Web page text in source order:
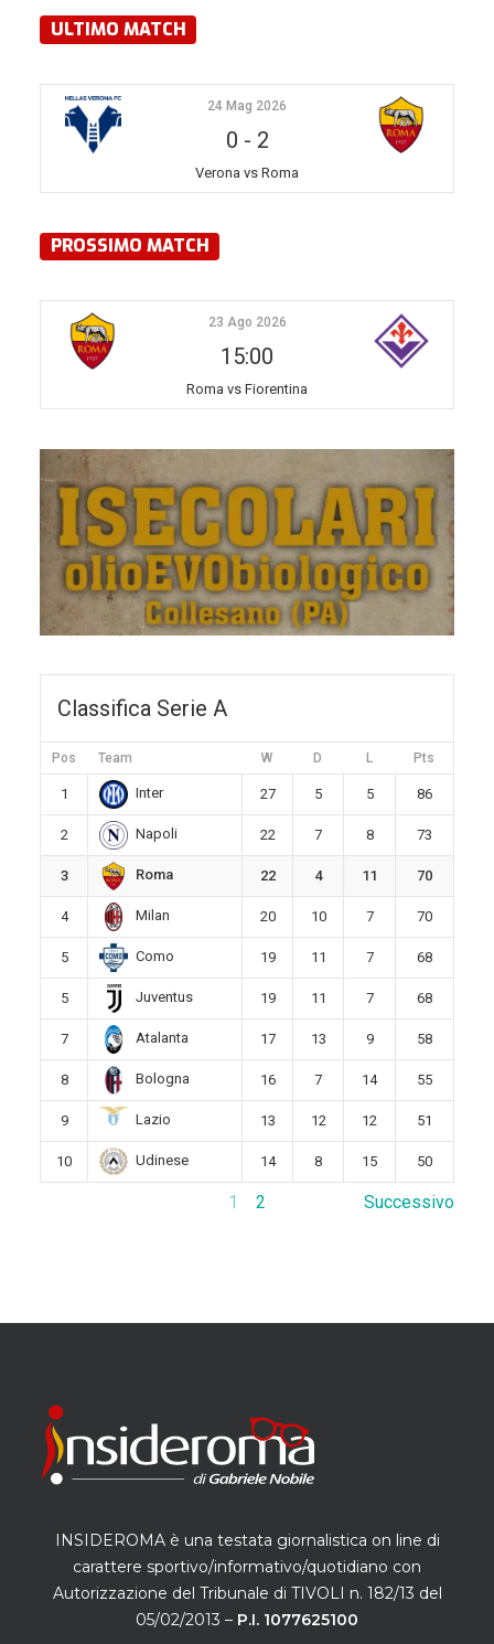
ULTIMO MATCH
24 Mag 2026
0 - 2
Verona vs Roma
PROSSIMO MATCH
23 Ago 2026
15:00
Roma vs Fiorentina
Classifica Serie A
Pos Team W D L Pts
1 Inter 27 5 5 86
2 Napoli 22 7 8 73
3 Roma 22 4 11 70
4 Milan 20 10 7 70
5 Como 19 11 7 68
5 Juventus 19 11 7 68
7 Atalanta 17 13 9 58
8 Bologna 16 7 14 55
9 Lazio 13 12 12 51
10 Udinese 14 8 15 50
1 2 Successivo
INSIDEROMA è una testata giornalistica on line di
carattere sportivo/informativo/quotidiano con
Autorizzazione del Tribunale di TIVOLI n. 182/13 del
05/02/2013 – P.I. 1077625100